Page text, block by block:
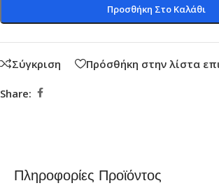
Προσθήκη Στο Καλάθι
Σύγκριση Πρόσθήκη στην λίστα
Share:
Πληροφορίες Προϊόντος